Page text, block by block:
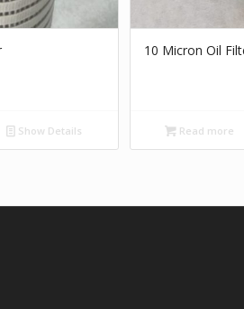
Show Details
10 Micron Oil
Read more